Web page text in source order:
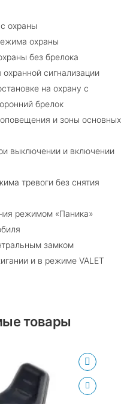
охраны
охраны
без брелока
сигнализации
на охрану с
брелок
и зоны основных
выключении и включении
тревоги без снятия
режимом «Паника»
замком
и в режиме VALET
товары